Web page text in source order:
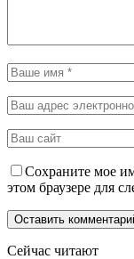
Сохраните мое
этом браузере для
Сейчас читают